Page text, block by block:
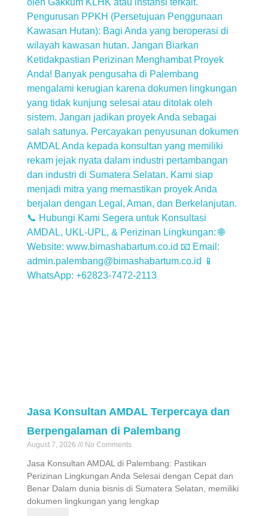
Jasa Konsultan AMDAL Terpercaya dan
Berpengalaman di Palembang
August 7, 2026 No Comments
Jasa Konsultan AMDAL di Palembang: Pastikan
Perizinan Lingkungan Anda Selesai dengan Cepat dan
Benar Dalam dunia bisnis di Sumatera Selatan, memiliki
dokumen lingkungan yang lengkap